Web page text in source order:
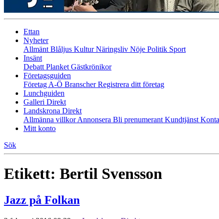
Ettan
Nyheter
Allmänt Blåljus KulturNäringsliv Nöje Politik Sport
Insänt
Debatt Planket Gästkrönikor
Företagsguiden
Företag A-Ö BranscherRegistrera ditt företag
Lunchguiden
Galleri Direkt
Landskrona Direkt
Allmänna villkorAnnonsera Bli prenumerant Kundtjänst
Mitt konto
Sök
Etikett: Bertil Svensson
Jazz på Folkan